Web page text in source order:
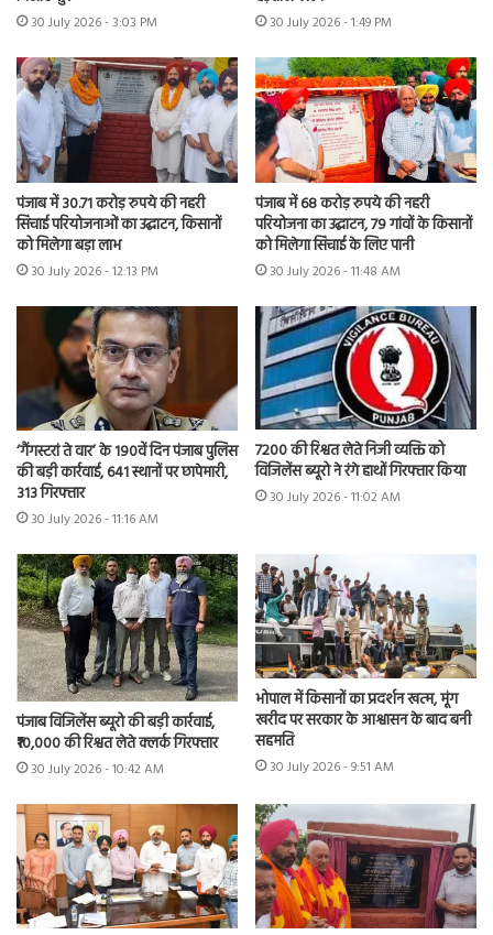
30 July 2026 - 3:03 PM 30 July 2026 - 1:49 PM
पंजाब में 30.71 करोड़ रुपये की नहरी
सिंचाई परियोजनाओं का उद्घाटन, किसानों
को मिलेगा बड़ा लाभ
30 July 2026 - 12:13 PM
पंजाब में 68 करोड़ रुपये की नहरी
परियोजना का उद्घाटन, 79 गांवों के किसानों
को मिलेगा सिंचाई के लिए पानी
30 July 2026 - 11:48 AM
‘गैंगस्टरां ते वार’ के 190वें दिन पंजाब पुलिस
की बड़ी कार्रवाई, 641 स्थानों पर छापेमारी,
313 गिरफ्तार
30 July 2026 - 11:16 AM
7200 की रिश्वत लेते निजी व्यक्ति को
विजिलेंस ब्यूरो ने रंगे हाथों गिरफ्तार किया
30 July 2026 - 11:02 AM
पंजाब विजिलेंस ब्यूरो की बड़ी कार्रवाई,
₹10,000 की रिश्वत लेते क्लर्क गिरफ्तार
30 July 2026 - 10:42 AM
भोपाल में किसानों का प्रदर्शन खत्म, मूंग
खरीद पर सरकार के आश्वासन के बाद बनी
सहमति
30 July 2026 - 9:51 AM